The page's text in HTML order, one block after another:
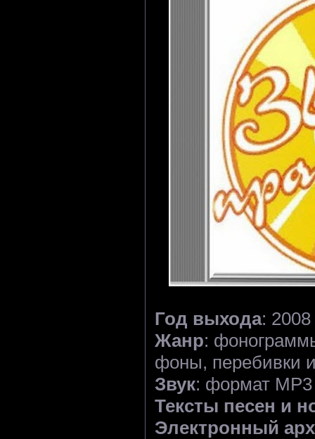
Год выхода: 2008
Жанр:
фоны, перебивки
Звук: формат MP3
Тексты песен и
Электронный